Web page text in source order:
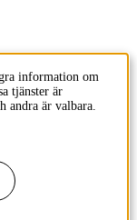
information om
tjänster är
andra är valbara.